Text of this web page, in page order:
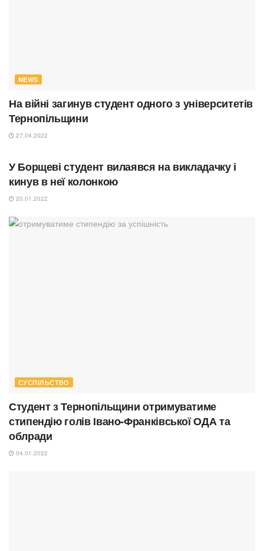
NEWS
На війні загинув студент одного з університетів
Тернопільщини
27.04.2022
У Борщеві студент вилаявся на викладачку і
кинув в неї колонкою
20.01.2022
СУСПІЛЬСТВО
Студент з Тернопільщини отримуватиме
стипендію голів Івано-Франківської ОДА та
облради
04.01.2022